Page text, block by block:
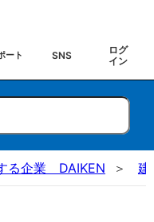
ート SNS
ログ
イン
る企業 DAIKEN 建